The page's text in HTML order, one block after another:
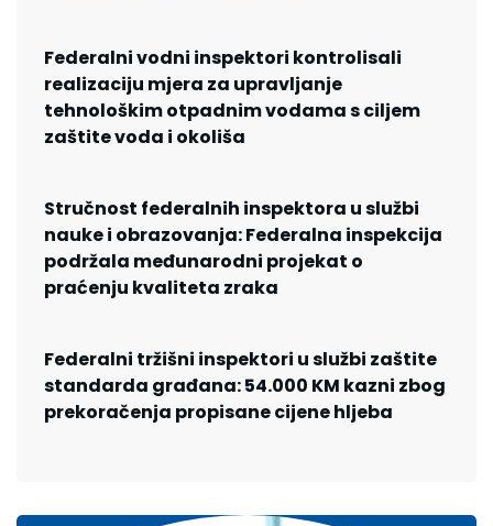
Federalni vodni inspektori kontrolisali
realizaciju mjera za upravljanje
tehnološkim otpadnim vodama s ciljem
zaštite voda i okoliša
Stručnost federalnih inspektora u službi
nauke i obrazovanja: Federalna inspekcija
podržala međunarodni projekat o
praćenju kvaliteta zraka
Federalni tržišni inspektori u službi zaštite
standarda građana: 54.000 KM kazni zbog
prekoračenja propisane cijene hljeba